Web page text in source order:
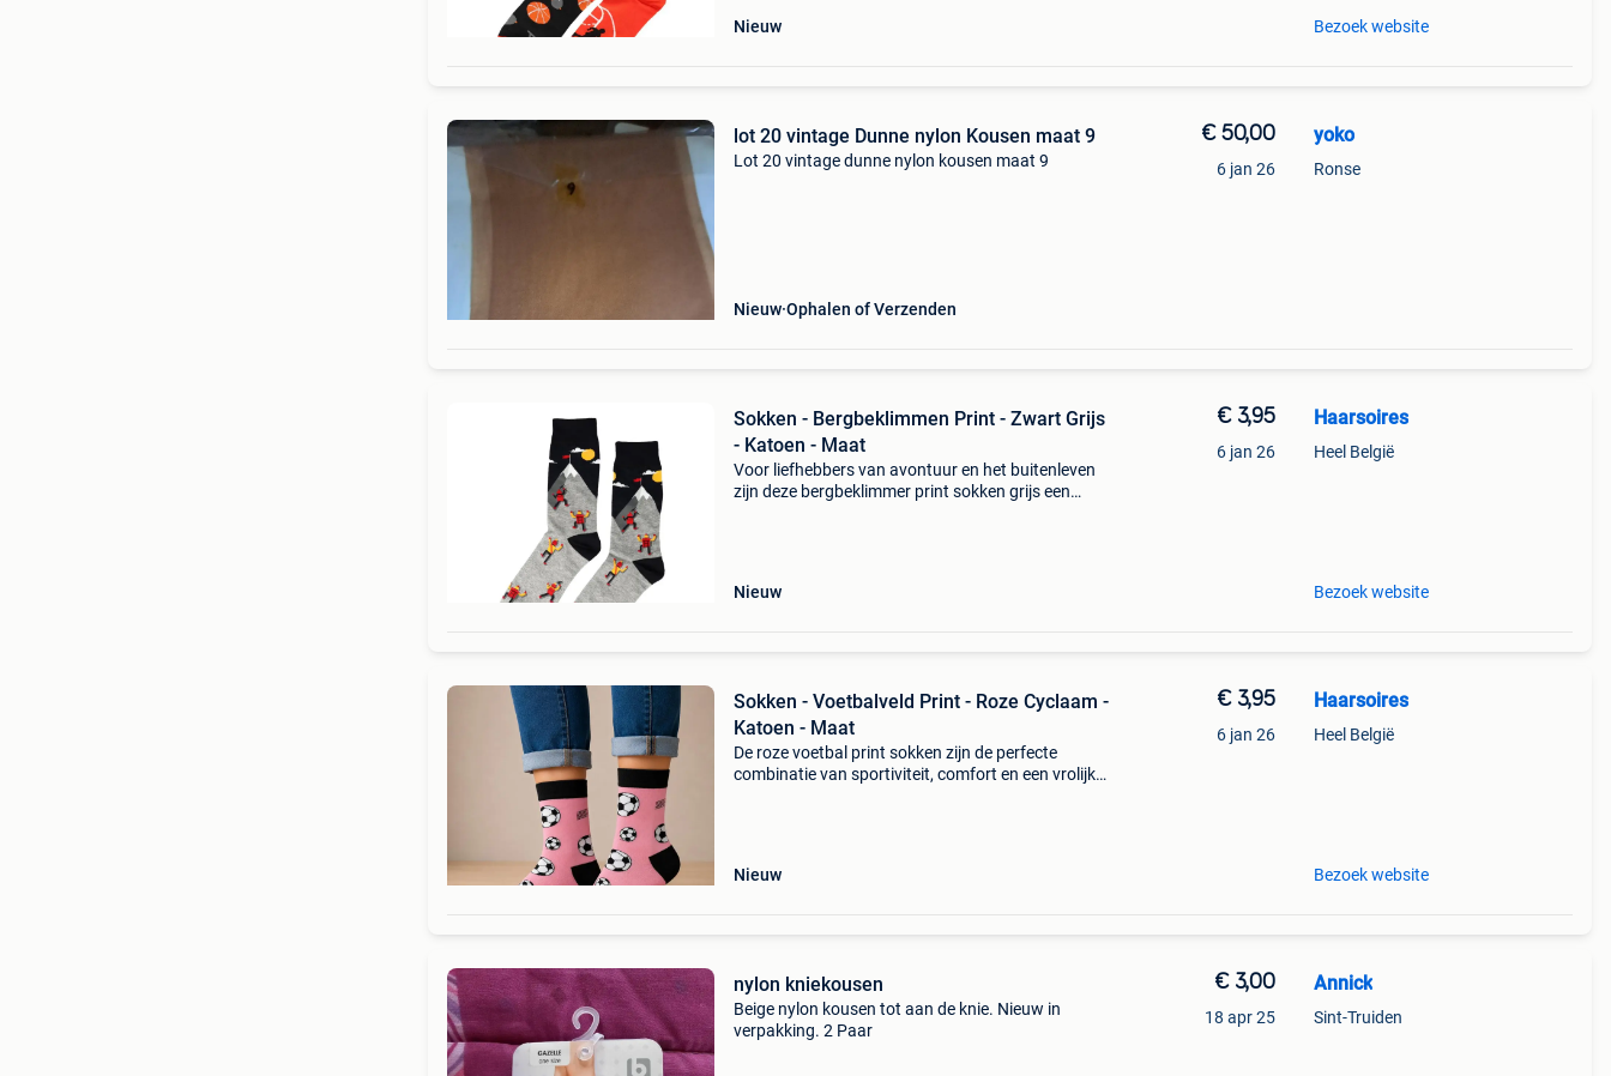
Nieuw
Bezoek website
lot 20 vintage Dunne nylon Kousen maat 9
Lot 20 vintage dunne nylon kousen maat 9
Nieuw Ophalen of Verzenden
€ 50,00
6 jan 26
yoko
Ronse
Sokken - Bergbeklimmen Print - Zwart Grijs
- Katoen - Maat
Voor liefhebbers van avontuur en het buitenleven
zijn deze bergbeklimmer print sokken grijs een
Nieuw
€ 3,95
6 jan 26
Haarsoires
Heel België
Bezoek website
Sokken - Voetbalveld Print - Roze Cyclaam -
Katoen - Maat
De roze voetbal print sokken zijn de perfecte
combinatie van sportiviteit, comfort en een vrolijke
Nieuw
€ 3,95
6 jan 26
Haarsoires
Heel België
Bezoek website
nylon kniekousen
Beige nylon kousen tot aan de knie. Nieuw in
verpakking. 2 Paar
€ 3,00
18 apr 25
Annick
Sint-Truiden